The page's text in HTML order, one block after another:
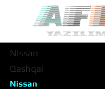
Nissan
Qashqai
Nissan